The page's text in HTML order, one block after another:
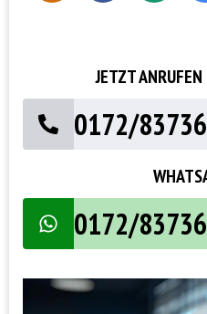
JETZT
0172/
0172/